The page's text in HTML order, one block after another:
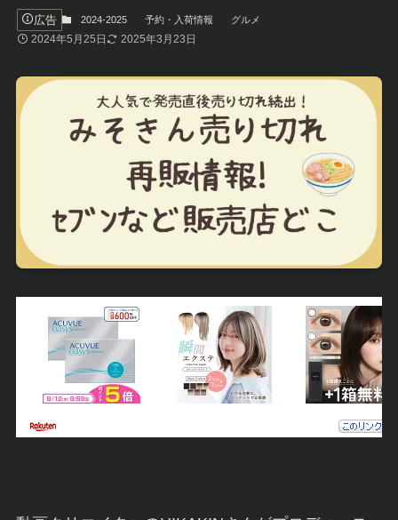
広告 2024-2025 予約・入荷情報 グルメ
2024年5月25日 2025年3月23日